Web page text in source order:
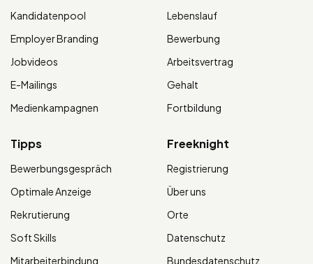
Kandidatenpool
Employer Branding
Jobvideos
E-Mailings
Medienkampagnen
Lebenslauf
Bewerbung
Arbeitsvertrag
Gehalt
Fortbildung
Tipps
Bewerbungsgespräch
Optimale Anzeige
Rekrutierung
Soft Skills
Mitarbeiterbindung
Freeknight
Registrierung
Über uns
Orte
Datenschutz
Bundesdatenschutz